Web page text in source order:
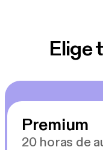
Elige
Premium
20 horas de